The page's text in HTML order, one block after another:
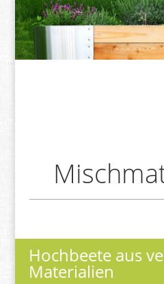
Hochbeete aus
Materialien